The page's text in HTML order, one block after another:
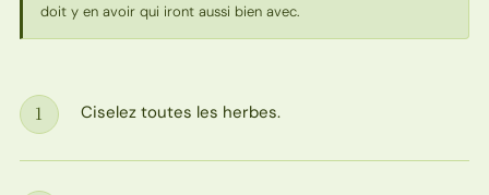
doit y en avoir qui iront aussi bien avec.
Étape
1 Ciselez toutes les herbes.